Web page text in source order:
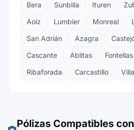
Bera
Sunbilla Ituren
Aoiz
Lumbier Monreal
San Adrián
Azagra
Cascante
Ablitas Fontellas
Ribaforada
Carcastillo
Pólizas Compatibles